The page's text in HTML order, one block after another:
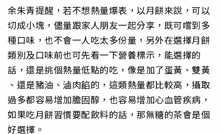
余朱青提醒，若不想熱量爆表，以月餅來說，可以
切成小塊，儘量跟家人朋友一起分享，既可嚐到多
種口味，也不會一人吃太多份量，另外在選擇月餅
類別及口味前也可先看一下營養標示，能選擇的
話，還是挑個熱量低點的吃，像是加了蛋黃、雙黃
、還是豬油、滷肉餡的，這類熱量都比較高，攝取
過多都容易增加膽固醇，也容易增加心血管疾病，
如果吃月餅習慣要配飲料的話，那無糖的茶會是個
好選擇。